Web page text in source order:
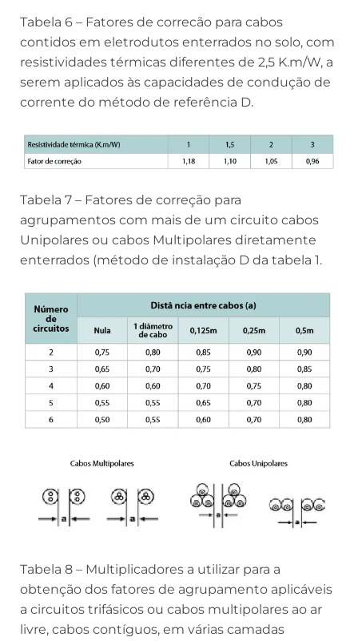
Tabela 6 – Fatores de correcão para cabos
contidos em eletrodutos enterrados no solo, com
resistividades térmicas diferentes de 2,5 K.m/W, a
serem aplicados às capacidades de condução de
corrente do método de referência D.
Tabela 7 – Fatores de correção para
agrupamentos com mais de um circuito cabos
Unipolares ou cabos Multipolares diretamente
enterrados (método de instalação D da tabela 1.
Tabela 8 – Multiplicadores a utilizar para a
obtenção dos fatores de agrupamento aplicáveis
a circuitos trifásicos ou cabos multipolares ao ar
livre, cabos contíguos, em várias camadas